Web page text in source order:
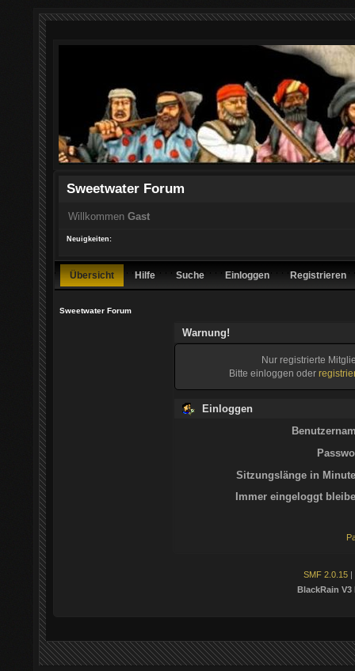
Sweetwater Forum
Willkommen Gast
Neuigkeiten:
Übersicht Hilfe Suche Einloggen Registrieren
Sweetwater Forum
Warnung!
Nur registrierte
Bitte einloggen oder
Einloggen
Sitzungslänge in
Immer eingeloggt
SMF 2.0.15 |
BlackRain V3